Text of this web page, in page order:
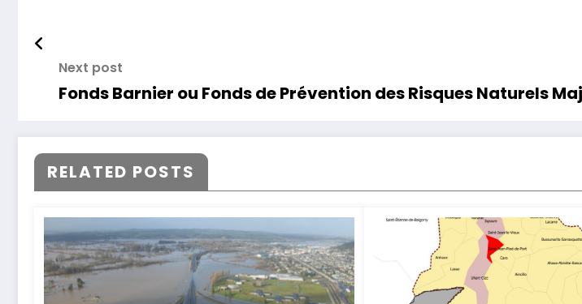
Next post
Fonds Barnier ou Fonds de Prévention des Risques Naturels
RELATED POSTS